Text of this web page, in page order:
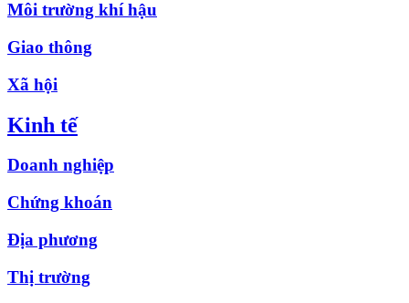
Môi trường khí hậu
Giao thông
Xã hội
Kinh tế
Doanh nghiệp
Chứng khoán
Địa phương
Thị trường